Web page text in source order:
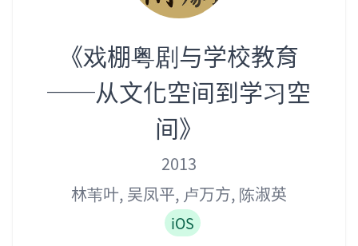
《戏棚粤剧与学校教育
──从文化空间到学习空
间》
2013
林苇叶, 吴凤平, 卢万方, 陈淑英
iOS